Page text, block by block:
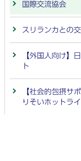
国際交流協会
スリランカとの
【外国人向け】
ト
【社会的包摂サ
りそいホットラ